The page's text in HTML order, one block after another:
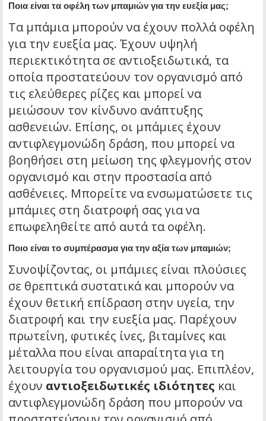
Ποια είναι τα οφέλη των μπαμιών για την ευεξία μας;
Τα μπάμια μπορούν να έχουν πολλά οφέλη
για την ευεξία μας. Έχουν υψηλή
περιεκτικότητα σε αντιοξειδωτικά, τα
οποία προστατεύουν τον οργανισμό από
τις ελεύθερες ρίζες και μπορεί να
μειώσουν τον κίνδυνο ανάπτυξης
ασθενειών. Επίσης, οι μπάμιες έχουν
αντιφλεγμονώδη δράση, που μπορεί να
βοηθήσει στη μείωση της φλεγμονής στον
οργανισμό και στην προστασία από
ασθένειες. Μπορείτε να ενσωματώσετε τις
μπάμιες στη διατροφή σας για να
επωφεληθείτε από αυτά τα οφέλη.
Ποιο είναι το συμπέρασμα για την αξία των μπαμιών;
Συνοψίζοντας, οι μπάμιες είναι πλούσιες
σε θρεπτικά συστατικά και μπορούν να
έχουν θετική επίδραση στην υγεία, την
διατροφή και την ευεξία μας. Παρέχουν
πρωτεΐνη, φυτικές ίνες, βιταμίνες και
μέταλλα που είναι απαραίτητα για τη
λειτουργία του οργανισμού μας. Επιπλέον,
έχουν αντιοξειδωτικές ιδιότητες και
αντιφλεγμονώδη δράση που μπορούν να